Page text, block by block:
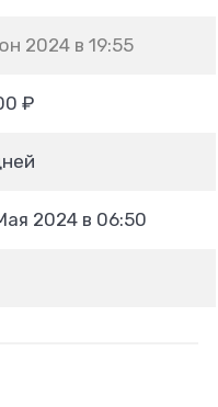
2024 в 19:55
₽
2024 в 06:50